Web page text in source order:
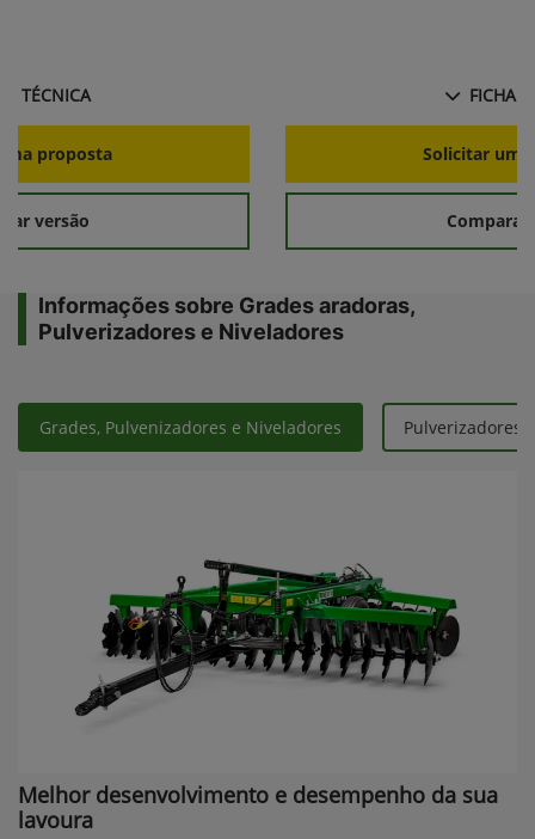
TÉCNICA
proposta
versão
FICHA
Solicitar
Comparar
Informações sobre Grades aradoras,
Pulverizadores e Niveladores
Grades, Pulvenizadores e Niveladores Pulverizadores
Melhor desenvolvimento e desempenho da sua
lavoura